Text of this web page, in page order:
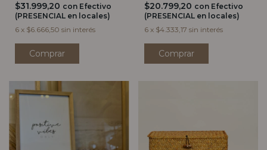
$31.999,20 con Efectivo
(PRESENCIAL en locales)
6 x $6.666,50 sin interés
Comprar
$20.799,20 con Efectivo
(PRESENCIAL en locales)
6 x $4.333,17 sin interés